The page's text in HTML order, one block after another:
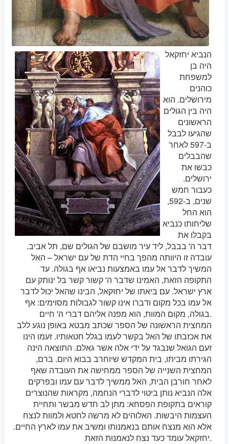
הנביא יחזקאל
היה בן
למשפחת
כוהנים
מירושלים. הוא
היה בין הגולים
הראשונים
שהגיעו לבבל
ב-597 לאחר
שהבבלים
כבשו את
ירושלים.
כעבור חמש
שנים, ב-592,
הוא החל
שליחותו כנביא
בקבלו את
דבר ה' בבבל, ליד עיר מושבם של הגולים שם, תל אביב.
עובדה זו היוותה מהפך בחיי הדת של עם ישראל – האל
המשיך לדבר אל עמו באמצעות נביאו אף בגולה. עד
התקופה הזאת, האמינו שדבר ה' קשור קשר בל ינותק עם
ארץ ישראל. עם ביאתו של יחזקאל, הבינו שהאל יכול לדבר
אל עמו בכל מקום ודברו אינו קשור לגבולות מסוימים: אף
בגולה, מקום המוות, הוא מפנה אליהם דברי ה' חיים.
המחצית הראשונה של הספר שכתב מבטא באופן נוגע ללב
את אכזבתו של האל בקשר לעמו בגלל חטאותיו. זעמו הינו
זעם הגואל שנבגד על ידי אלה אשר גאלם. התוצאה הינה
הגירתו מביתו, בית המקדש שיוחרב בבוא היום. ברם,
המחצית השנייה של הספר ממחישה את העובדה שאף
לאחר חורבן הבית, האל ממשיך לדבר עם עמו ובפרקים
אלה הנביא נותן ביטוי לדברי הנחמה, מקראות שהנוצרים
קוראים בתקופת הפסחא: מתן לב חדש מבשר ותחיית
העצמות היבשות. האלוהים לא מרשה לחטא ולמוות לנצח
אלא הוא מנצח אותם בנאמנותו ומשיב את עמו לארץ החיים.
יחזקאל עומד כעד נצח לנאמנות הזאת.